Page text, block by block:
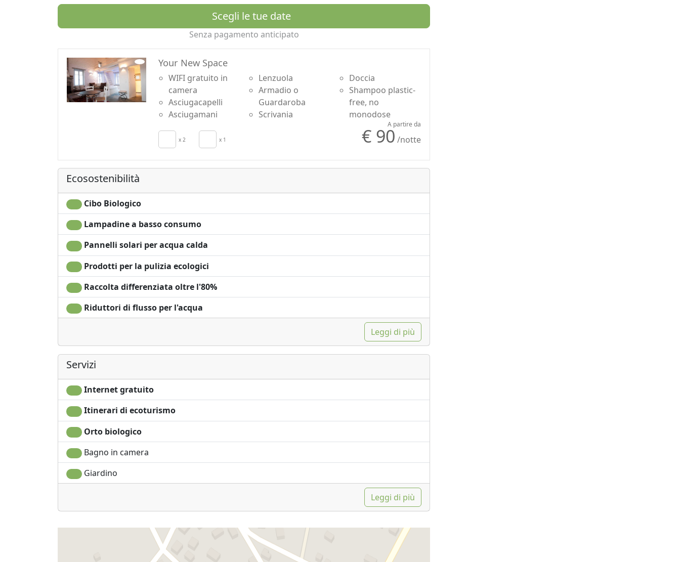
Scegli le tue date
Senza pagamento anticipato
Your New Space
WIFI gratuito in
camera
Asciugacapelli
Asciugamani
Lenzuola
Armadio o
Guardaroba
Scrivania
Doccia
Shampoo plastic-
free, no
monodose
x 2 x 1
A partire da
€ 90 /notte
Ecosostenibilità
Cibo Biologico
Lampadine a basso consumo
Pannelli solari per acqua calda
Prodotti per la pulizia ecologici
Raccolta differenziata oltre l'80%
Riduttori di flusso per l'acqua
Leggi di più
Servizi
Internet gratuito
Itinerari di ecoturismo
Orto biologico
Bagno in camera
Giardino
Leggi di più